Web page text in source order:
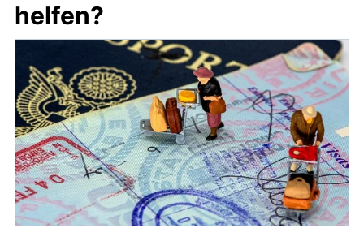
helfen?